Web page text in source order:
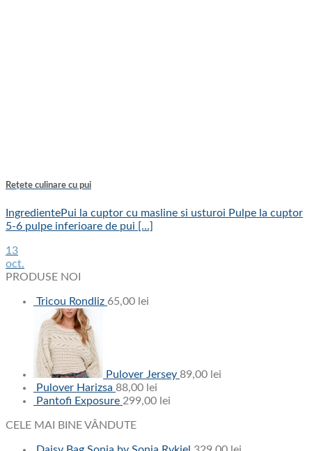
Rețete culinare cu pui
IngredientePui la cuptor cu masline si usturoi Pulpe la cuptor
5-6 pulpe inferioare de pui [...]
13
oct.
PRODUSE NOI
Tricou Rondliz 65,00 lei
Pulover Jersey 89,00 lei
Pulover Harizsa 88,00 lei
Pantofi Exposure 299,00 lei
CELE MAI BINE VÂNDUTE